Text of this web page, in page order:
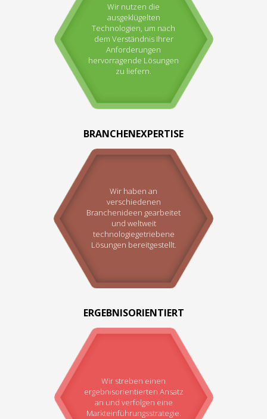
Wir nutzen die
ausgeklügelten
Technologien, um nach
dem Verständnis Ihrer
Anforderungen
hervorragende Lösungen
zu liefern.
BRANCHENEXPERTISE
Wir haben an
verschiedenen
Branchenideen gearbeitet
und weltweit
technologiegetriebene
Lösungen bereitgestellt.
ERGEBNISORIENTIERT
Wir streben einen
ergebnisorientierten Ansatz
an und verfolgen eine
Markteinführungsstrategie.